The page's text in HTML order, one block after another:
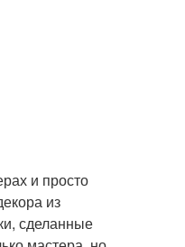
и просто
из
сделанные